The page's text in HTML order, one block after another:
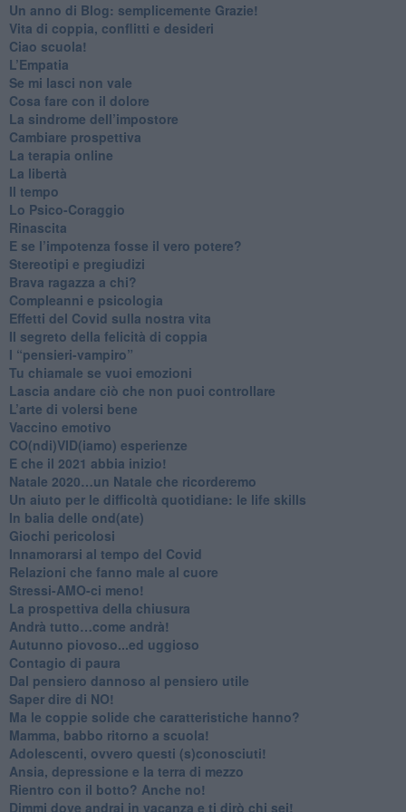
​Un anno di Blog: semplicemente Grazie!
​Vita di coppia, conflitti e desideri
​Ciao scuola!
​L’Empatia
​Se mi lasci non vale
Cosa fare con il dolore
​La sindrome dell’impostore
​Cambiare prospettiva
La terapia online
La libertà
​Il tempo
​Lo Psico-Coraggio
Rinascita
​E se l’impotenza fosse il vero potere?
Stereotipi e pregiudizi
​Brava ragazza a chi?
​Compleanni e psicologia
Effetti del Covid sulla nostra vita
Il segreto della felicità di coppia
​I “pensieri-vampiro”
​Tu chiamale se vuoi emozioni
​Lascia andare ciò che non puoi controllare
L’arte di volersi bene
​Vaccino emotivo
CO(ndi)VID(iamo) esperienze
​E che il 2021 abbia inizio!
​Natale 2020…un Natale che ricorderemo
Un aiuto per le difficoltà quotidiane: le life skills
​In balia delle ond(ate)
Giochi pericolosi
Innamorarsi al tempo del Covid
​Relazioni che fanno male al cuore
​Stressi-AMO-ci meno!
​La prospettiva della chiusura
​Andrà tutto…come andrà!
Autunno piovoso...ed uggioso
​Contagio di paura
​Dal pensiero dannoso al pensiero utile
​Saper dire di NO!
​Ma le coppie solide che caratteristiche hanno?
​Mamma, babbo ritorno a scuola!
Adolescenti, ovvero questi (s)conosciuti!
Ansia, depressione e la terra di mezzo
​Rientro con il botto? Anche no!
Dimmi dove andrai in vacanza e ti dirò chi sei!